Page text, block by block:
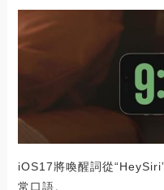
iOS17將喚醒詞從
常口語。